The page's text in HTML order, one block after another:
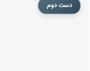
دست دوم